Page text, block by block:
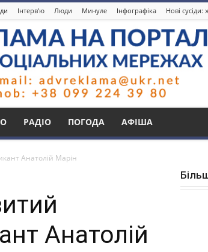
Інтерв’ю Люди Минуле Інфографіка Нові
РАДІО ПОГОДА АФІША
Анатолій Марін
Анатолій